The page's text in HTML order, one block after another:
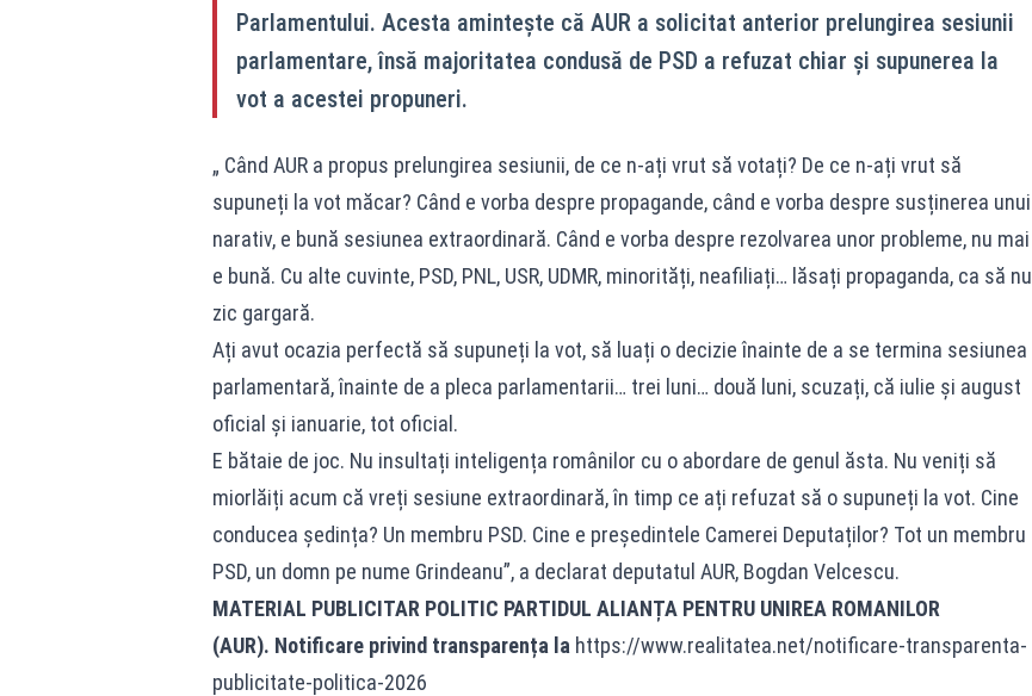
Parlamentului. Acesta amintește că AUR a solicitat anterior prelungirea sesiunii
parlamentare, însă majoritatea condusă de PSD a refuzat chiar și supunerea la
vot a acestei propuneri.
„ Când AUR a propus prelungirea sesiunii, de ce n-ați vrut să votați? De ce n-ați vrut să
supuneți la vot măcar? Când e vorba despre propagande, când e vorba despre susținerea unui
narativ, e bună sesiunea extraordinară. Când e vorba despre rezolvarea unor probleme, nu mai
e bună. Cu alte cuvinte, PSD, PNL, USR, UDMR, minorități, neafiliați… lăsați propaganda, ca să nu
zic gargară.
Ați avut ocazia perfectă să supuneți la vot, să luați o decizie înainte de a se termina sesiunea
parlamentară, înainte de a pleca parlamentarii… trei luni… două luni, scuzați, că iulie și august
oficial și ianuarie, tot oficial.
E bătaie de joc. Nu insultați inteligența românilor cu o abordare de genul ăsta. Nu veniți să
miorlăiți acum că vreți sesiune extraordinară, în timp ce ați refuzat să o supuneți la vot. Cine
conducea ședința? Un membru PSD. Cine e președintele Camerei Deputaților? Tot un membru
PSD, un domn pe nume Grindeanu”, a declarat deputatul AUR, Bogdan Velcescu.
MATERIAL PUBLICITAR POLITIC PARTIDUL ALIANȚA PENTRU UNIREA ROMANILOR
(AUR). Notificare privind transparența la https://www.realitatea.net/notificare-transparenta-
publicitate-politica-2026